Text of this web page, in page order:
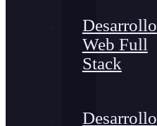
Desarrollo
Web Full
Stack
Desarrollo